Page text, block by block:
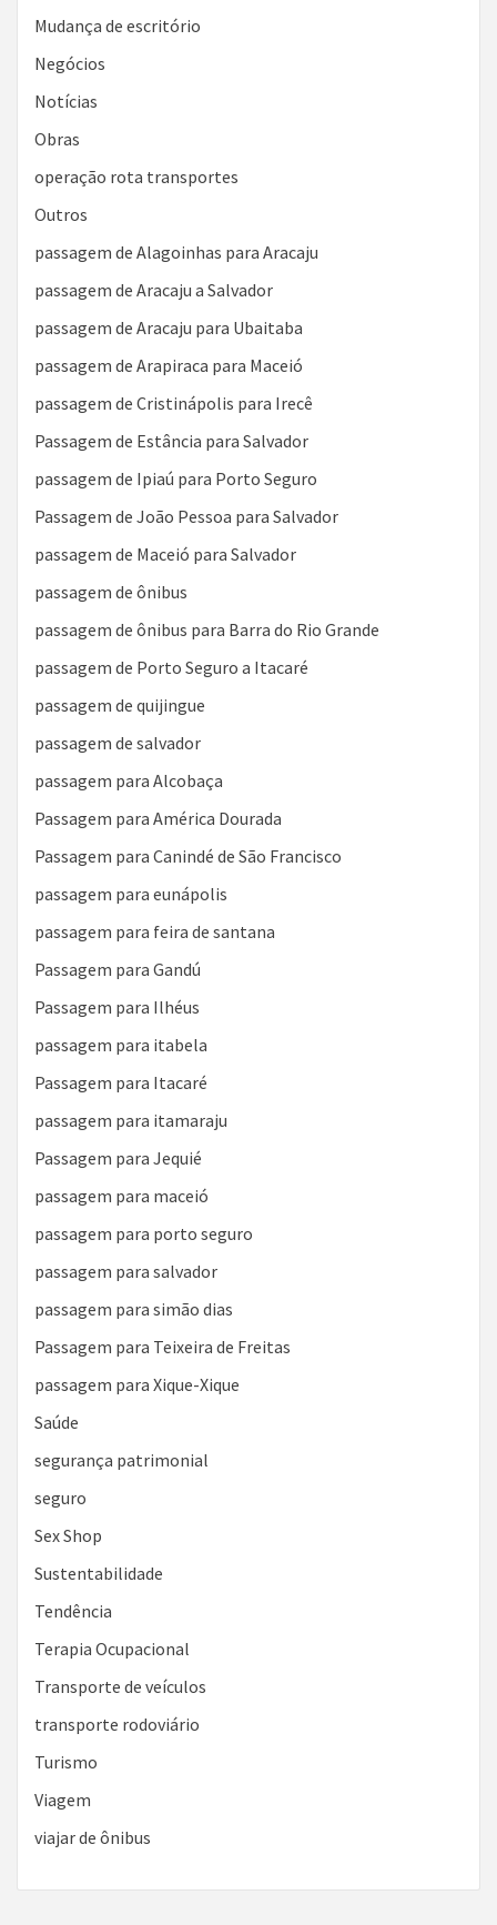
Mudança de escritório
Negócios
Notícias
Obras
operação rota transportes
Outros
passagem de Alagoinhas para Aracaju
passagem de Aracaju a Salvador
passagem de Aracaju para Ubaitaba
passagem de Arapiraca para Maceió
passagem de Cristinápolis para Irecê
Passagem de Estância para Salvador
passagem de Ipiaú para Porto Seguro
Passagem de João Pessoa para Salvador
passagem de Maceió para Salvador
passagem de ônibus
passagem de ônibus para Barra do Rio Grande
passagem de Porto Seguro a Itacaré
passagem de quijingue
passagem de salvador
passagem para Alcobaça
Passagem para América Dourada
Passagem para Canindé de São Francisco
passagem para eunápolis
passagem para feira de santana
Passagem para Gandú
Passagem para Ilhéus
passagem para itabela
Passagem para Itacaré
passagem para itamaraju
Passagem para Jequié
passagem para maceió
passagem para porto seguro
passagem para salvador
passagem para simão dias
Passagem para Teixeira de Freitas
passagem para Xique-Xique
Saúde
segurança patrimonial
seguro
Sex Shop
Sustentabilidade
Tendência
Terapia Ocupacional
Transporte de veículos
transporte rodoviário
Turismo
Viagem
viajar de ônibus